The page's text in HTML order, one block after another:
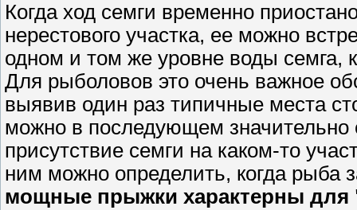
Когда ход семги временно
нерестового участка, ее можно
одном и том же уровне воды семга,
Для рыболовов это очень важное
выявив один раз типичные места
можно в последующем значительно
присутствие семги на каком-то
ним можно определить, когда рыба
мощные прыжки характерны для